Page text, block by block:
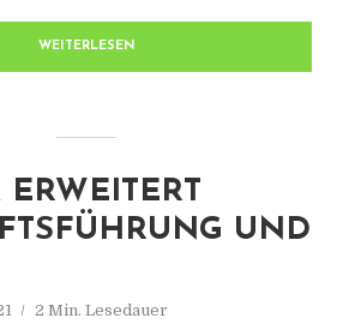
WEITERLESEN
ERWEITERT
UND
2 Min. Lesedauer